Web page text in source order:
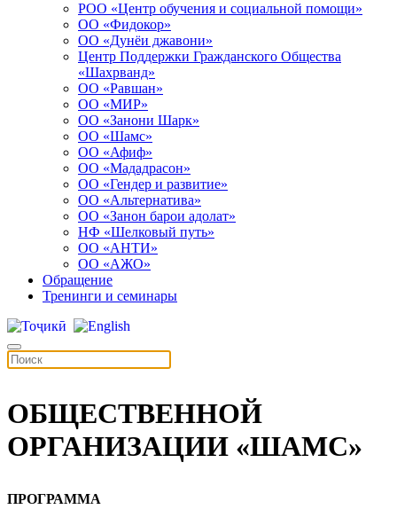
РОО «Центр обучения и социальной помощи»
ОО «Фидокор»
ОО «Дунёи джавони»
Центр Поддержки Гражданского Общества
«Шахрванд»
ОО «Равшан»
ОО «МИР»
ОО «Занони Шарк»
ОО «Шамс»
ОО «Афиф»
ОО «Мададрасон»
ОО «Гендер и развитие»
ОО «Альтернатива»
ОО «Занон барои адолат»
НФ «Шелковый путь»
ОО «АНТИ»
ОО «АЖО»
Обращение
Тренинги и семинары
ОБЩЕСТВЕННОЙ
ОРГАНИЗАЦИИ «ШАМС»
ПРОГРАММА